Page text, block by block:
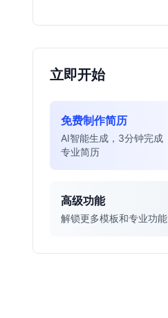
成长路径，助你判断是否
立即开始
免费制作简历
AI智能生成，3分钟完成
专业简历
高级功能
解锁更多模板和专业功能